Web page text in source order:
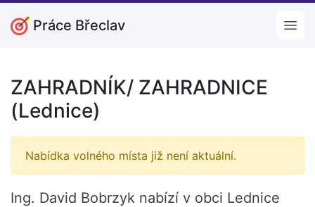
Práce Břeclav
ZAHRADNÍK/ ZAHRADNICE
(Lednice)
Nabídka volného místa již není aktuální.
Ing. David Bobrzyk nabízí v obci Lednice